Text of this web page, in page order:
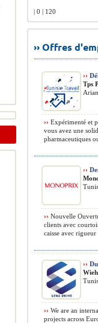
| 0 | 120
›› Offres
››
Tps
›› Expérimenté et
vous avez une
pharmaceutiques
››
›› Nouvelle
clients avec
caisse avec
››
›› We are an
projects across